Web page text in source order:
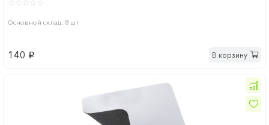
Основной склад: 8 шт
140 p В корзину